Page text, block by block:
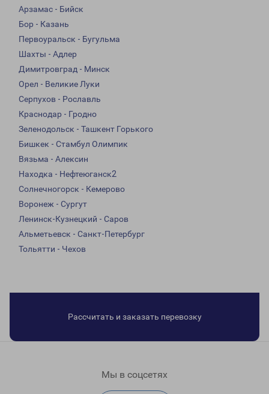
Арзамас - Бийск
Бор - Казань
Первоуральск - Бугульма
Шахты - Адлер
Димитровград - Минск
Орел - Великие Луки
Серпухов - Рославль
Краснодар - Гродно
Зеленодольск - Ташкент Горького
Бишкек - Стамбул Олимпик
Вязьма - Алексин
Находка - Нефтеюганск2
Солнечногорск - Кемерово
Воронеж - Сургут
Ленинск-Кузнецкий - Саров
Альметьевск - Санкт-Петербург
Тольятти - Чехов
Рассчитать и заказать перевозку
Мы в соцсетях